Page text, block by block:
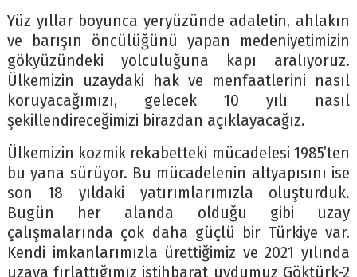
Yüz yıllar boyunca yeryüzünde adaletin, ahlakın
ve barışın öncülüğünü yapan medeniyetimizin
gökyüzündeki yolculuğuna kapı aralıyoruz.
Ülkemizin uzaydaki hak ve menfaatlerini nasıl
koruyacağımızı, gelecek 10 yılı nasıl
şekillendireceğimizi birazdan açıklayacağız.
Ülkemizin kozmik rekabetteki mücadelesi 1985’ten
bu yana sürüyor. Bu mücadelenin altyapısını ise
son 18 yıldaki yatırımlarımızla oluşturduk.
Bugün her alanda olduğu gibi uzay
çalışmalarında çok daha güçlü bir Türkiye var.
Kendi imkanlarımızla ürettiğimiz ve 2021 yılında
uzaya fırlattığımız istihbarat uydumuz Göktürk-2